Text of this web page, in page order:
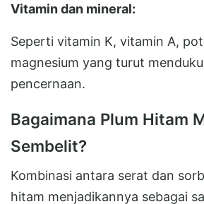
Vitamin dan mineral:
Seperti vitamin K, vitamin A,
magnesium yang turut
pencernaan.
Bagaimana Plum Hitam
Sembelit?
Kombinasi antara serat dan
hitam menjadikannya sebagai